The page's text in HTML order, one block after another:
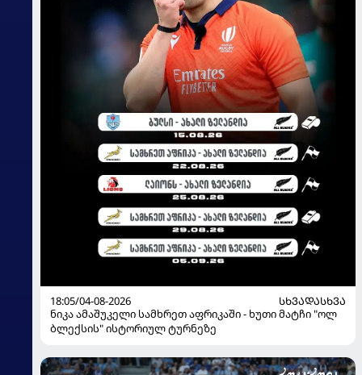
18:05/04-08-2026
ᲡᲮᲕᲐᲓᲐᲡᲮᲕᲐ
ნიკა ამაშუკელი სამხრეთ აფრიკაში - ხუთი მატჩი "ოლ
ბლექსის" ისტორიულ ტურნეზე